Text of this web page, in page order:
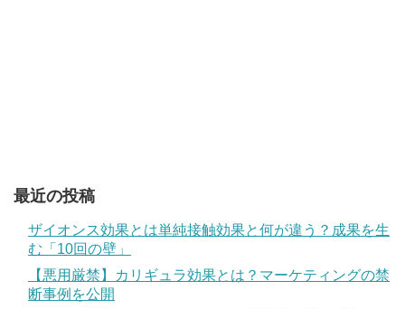
最近の投稿
ザイオンス効果とは単純接触効果と何が違う？成果を生
む「10回の壁」
【悪用厳禁】カリギュラ効果とは？マーケティングの禁
断事例を公開